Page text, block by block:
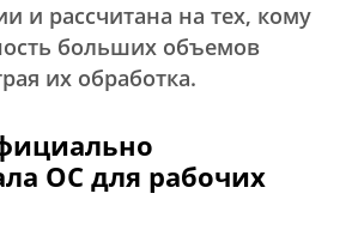
и рассчитана на тех, кому
больших объемов
их обработка.
ОС для рабочих